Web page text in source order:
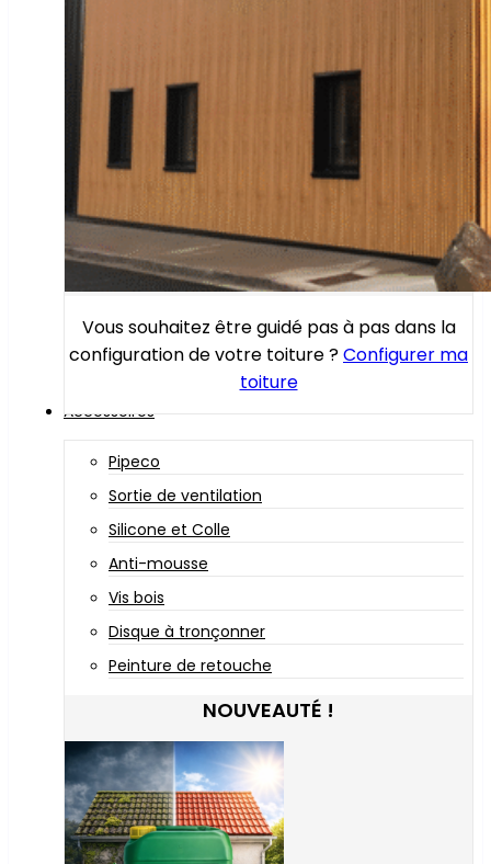
Vous souhaitez être guidé pas à pas dans la
configuration de votre toiture ?Configurer ma
toiture
Accessoires
Pipeco
Sortie de ventilation
Silicone et Colle
Anti-mousse
Vis bois
Disque à tronçonner
Peinture de retouche
NOUVEAUTÉ !